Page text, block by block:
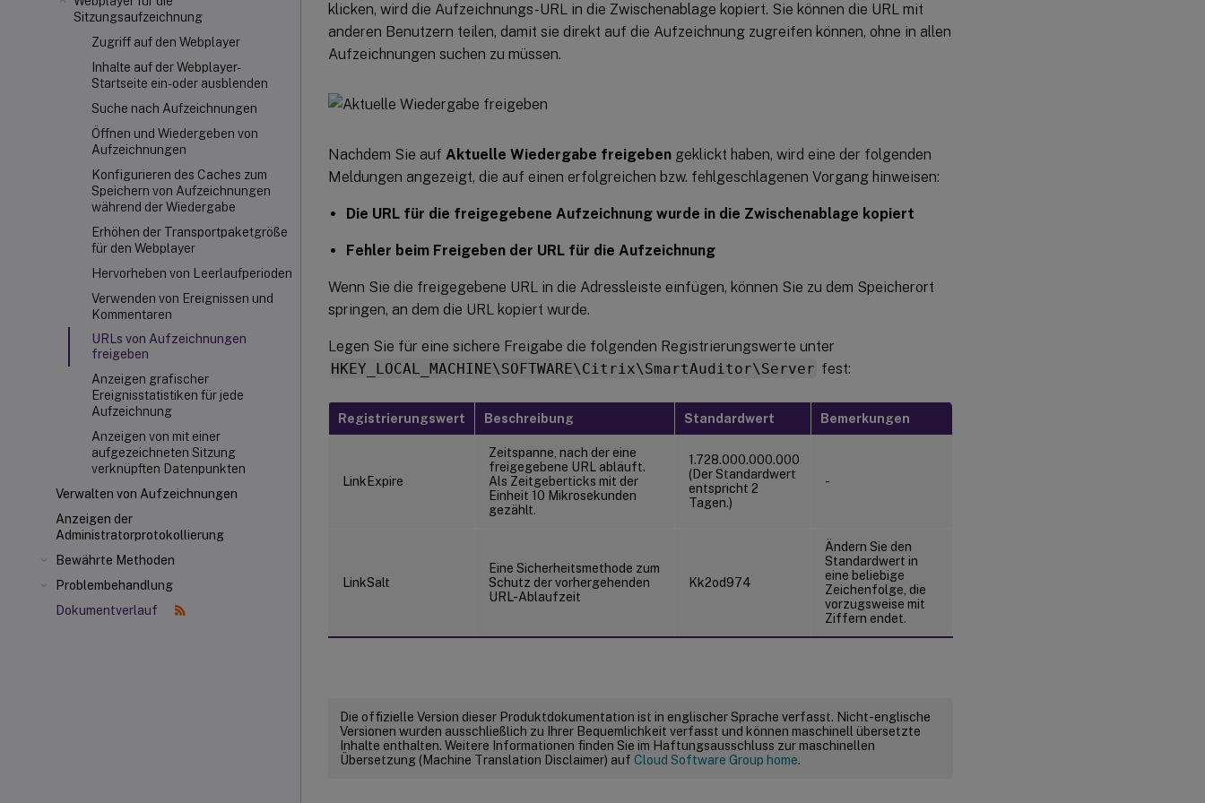
Sitzungsaufzeichnung
Zugriff auf den Webplayer
Inhalte auf der Webplayer-
Startseite ein- oder ausblenden
Suche nach Aufzeichnungen
Öffnen und Wiedergeben von
Aufzeichnungen
Konfigurieren des Caches zum
Speichern von Aufzeichnungen
während der Wiedergabe
Erhöhen der Transportpaketgröße
für den Webplayer
Hervorheben von Leerlaufperioden
Verwenden von Ereignissen und
Kommentaren
URLs von Aufzeichnungen
freigeben
Anzeigen grafischer
Ereignisstatistiken für jede
Aufzeichnung
Anzeigen von mit einer
aufgezeichneten Sitzung
verknüpften Datenpunkten
Verwalten von Aufzeichnungen
Anzeigen der
Administratorprotokollierung
Bewährte Methoden
Problembehandlung
Dokumentverlauf
klicken, wird die Aufzeichnungs-URL in die Zwischenablage kopiert. Sie können die URL mit
anderen Benutzern teilen, damit sie direkt auf die Aufzeichnung zugreifen können, ohne in allen
Aufzeichnungen suchen zu müssen.
Nachdem Sie auf Aktuelle Wiedergabe freigeben geklickt haben, wird eine der folgenden
Meldungen angezeigt, die auf einen erfolgreichen bzw. fehlgeschlagenen Vorgang hinweisen:
Die URL für die freigegebene Aufzeichnung wurde in die Zwischenablage kopiert
Fehler beim Freigeben der URL für die Aufzeichnung
Wenn Sie die freigegebene URL in die Adressleiste einfügen, können Sie zu dem Speicherort
springen, an dem die URL kopiert wurde.
Legen Sie für eine sichere Freigabe die folgenden Registrierungswerte unter
HKEY_LOCAL_MACHINE\SOFTWARE\Citrix\SmartAuditor\Server fest:
Registrierungswert Beschreibung Standardwert Bemerkungen
LinkExpire
Zeitspanne, nach der eine
freigegebene URL abläuft.
Als Zeitgeberticks mit der
Einheit 10 Mikrosekunden
gezählt.
1.728.000.000.000
(Der Standardwert
entspricht 2
Tagen.)
-
LinkSalt
Eine Sicherheitsmethode zum
Schutz der vorhergehenden
URL-Ablaufzeit
Kk2od974
Ändern Sie den
Standardwert in
eine beliebige
Zeichenfolge, die
vorzugsweise mit
Ziffern endet.
Die offizielle Version dieser Produktdokumentation ist in englischer Sprache verfasst. Nicht-englische
Versionen wurden ausschließlich zu Ihrer Bequemlichkeit verfasst und können maschinell übersetzte
Inhalte enthalten. Weitere Informationen finden Sie im Haftungsausschluss zur maschinellen
Übersetzung (Machine Translation Disclaimer) auf Cloud Software Group home.